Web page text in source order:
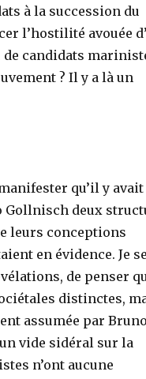
à la succession du
l’hostilité avouée
de candidats
? Il y a là un
qu’il y avait
Gollnisch deux
leurs conceptions
en évidence. Je
de penser
distinctes,
assumée par
vide sidéral sur la
n’ont aucune